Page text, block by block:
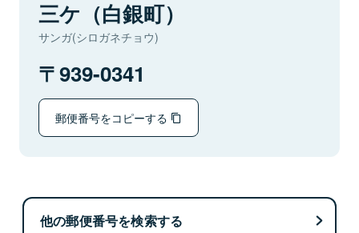
三ケ（白銀町）
サンガ(シロガネチョウ)
939-0341
郵便番号をコピーする
他の郵便番号を検索する